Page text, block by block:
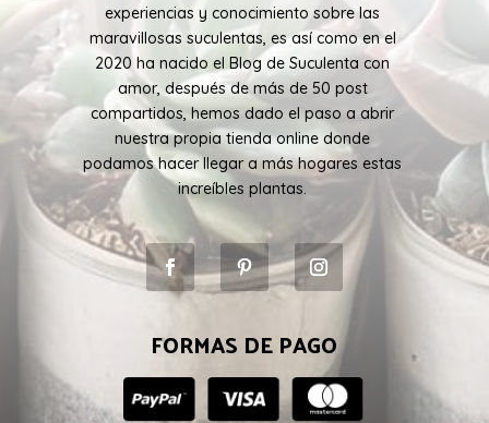
experiencias y conocimiento sobre las
maravillosas suculentas, es así como en el
2020 ha nacido el Blog de Suculenta con
amor, después de más de 50 post
compartidos, hemos dado el paso a abrir
nuestra propia tienda online donde
podamos hacer llegar a más hogares estas
increíbles plantas.
FORMAS DE PAGO